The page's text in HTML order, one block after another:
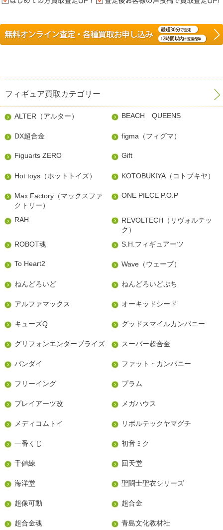
フィギュア買取カテゴリー
ALTER（アルター） BEACH QUEENS
DX超合金 figma（フィグマ）
Figuarts ZERO Gift
Hot toys（ホットトイズ） KOTOBUKIYA（コトブキヤ）
Max Factory（マックスファ
クトリー）
ONE PIECE P.O.P
RAH
REVOLTECH（リヴォルテッ
ク）
ROBOT魂
S.H.フィギュアーツ
To Heart2 Wave（ウェーブ）
ねんどろいど ねんどろいどぷち
アルファマックス オーキッドシード
キューズQ グッドスマイルカンパニー
グリフォンエンタープライズ スーパー超合金
バンダイ ファット・カンパニー
フリーイング プラム
プレイアーツ改 メガハウス
メディコムトイ リボルテックヤマグチ
一番くじ 初音ミク
千値練 回天堂
海洋堂 聖闘士聖衣シリーズ
超像可動 超合金
超合金魂 青島文化教材社